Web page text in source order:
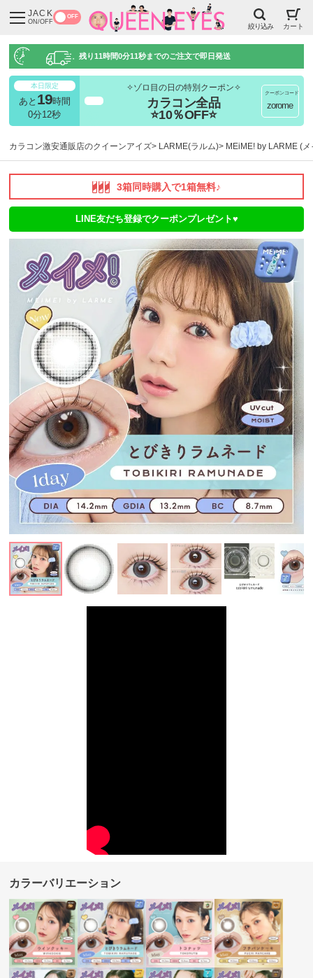
JACK
ON/OFF
OFF
絞り込み カート
残り11時間0分10秒までのご注文で即日発送
本日限定
あと 19時間
0分10秒
✧ゾロ目の日の特別クーポン✧
カラコン全品
⭐10％OFF⭐
クーポンコード
zorome
カラコン激安通販店のクイーンアイズ LARME(ラルム) MEiME! by LARME (
3箱同時購入で1箱無料♪
LINE友だち登録でクーポンプレゼント♥
カラーバリエーション